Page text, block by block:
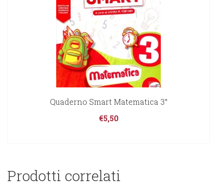
Quaderno Smart Matematica 3°
€5,50
Prodotti correlati